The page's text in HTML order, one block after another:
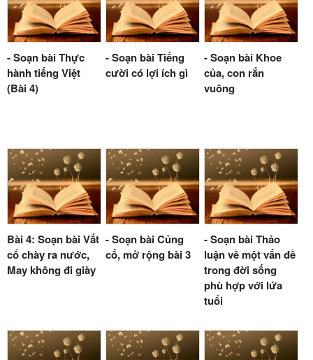
- Soạn bài Thực
hành tiếng Việt
(Bài 4)
- Soạn bài Tiếng
cười có lợi ích gì
- Soạn bài Khoe
của, con rắn
vuông
Bài 4: Soạn bài Vắt
cổ chày ra nước,
May không đi giày
- Soạn bài Củng
cố, mở rộng bài 3
- Soạn bài Thảo
luận về một vấn đề
trong đời sống
phù hợp với lứa
tuổi